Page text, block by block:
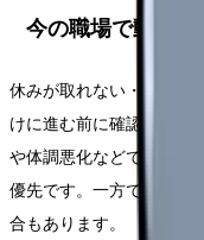
今の職場で動かせ
休みが取れない・希望休
けに進む前に確認できる
や体調悪化などで安全が
優先です。一方で、部署
合もあります。